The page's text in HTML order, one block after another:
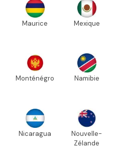
Maurice Mexique
Monténégro Namibie
Nicaragua
Nouvelle-
Zélande